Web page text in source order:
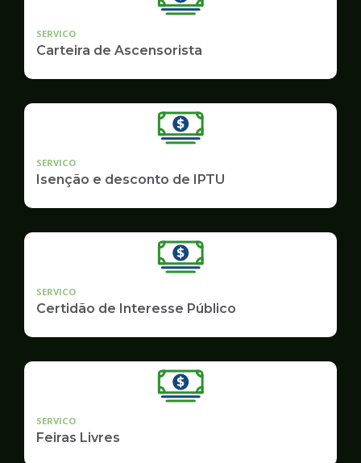
SERVICO
Carteira de Ascensorista
SERVICO
Isenção e desconto de IPTU
SERVICO
Certidão de Interesse Público
SERVICO
Feiras Livres